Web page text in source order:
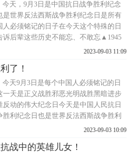
今天，9月3日是中国抗日战争胜利纪念
是世界反法西斯战争胜利纪念日是所有
人必须铭记的日子在今天这个特殊的日
诉后辈这些历史不能忘、不敢忘▲1945
月2日，日本代表签署无条件投降书。透
于东京湾的密苏里号战列舰在包括中国
的9个受降国
2023-09-03 11:09
了！
今天9月3日是每个中国人必须铭记的日
一天是正义战胜邪恶光明战胜黑暗进步
反动的伟大纪念日今天是中国人民抗日
胜利纪念日也是世界反法西斯战争胜利
日1945年9月2日，泊于东京湾的美国战
注视下，日本在投降书上签字。之后的9
2023-09-03 10:09
战中的英雄儿女！